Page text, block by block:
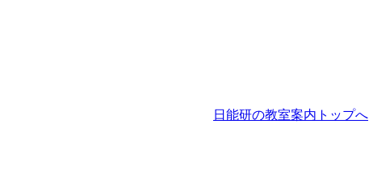
日能研の教室案内トップへ